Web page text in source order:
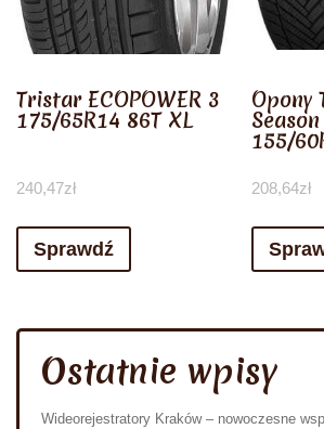
Tristar ECOPOWER 3
175/65R14 86T XL
240,47zł
Sprawdź
Opony
155/
208,64zł
Ostatnie wpisy
Wideorejestratory Kraków – nowoczesne